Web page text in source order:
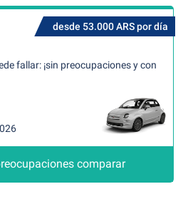
desde 53.000 ARS por día
fallar: ¡sin preocupaciones y con
comparar